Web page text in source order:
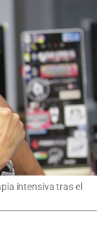
intensiva tras el